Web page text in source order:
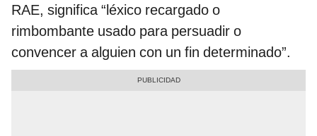
RAE, significa “léxico recargado o
rimbombante usado para persuadir o
convencer a alguien con un fin determinado”.